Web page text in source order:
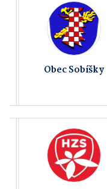
Obec Sobíšky